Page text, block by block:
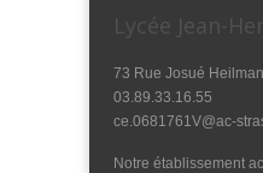
Lycée Jean-
73 Rue Josué
03.89.33.16.55
ce.0681761V@ac-
Notre établissement